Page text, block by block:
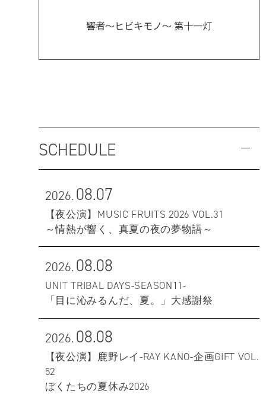
響者～ヒビキモノ～ 第十一灯
SCHEDULE
2026.08.07
【夜公演】MUSIC FRUITS 2026 VOL.31
～情熱が響く、真夏の夜の夢物語～
2026.08.08
UNIT TRIBAL DAYS-SEASON11-
「目に沁みるんだ、夏。」大感謝祭
2026.08.08
【夜公演】鹿野レイ-RAY KANO-企画GIFT VOL.
52
ぼくたちの夏休み2026